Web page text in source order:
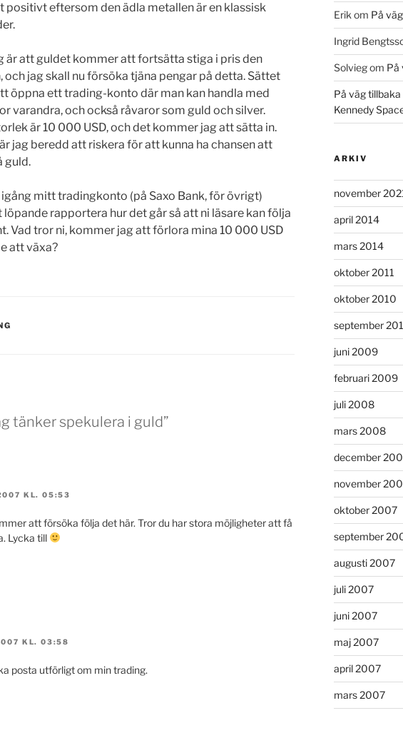
positivt eftersom den ädla metallen är en klassisk
är att guldet kommer att fortsätta stiga i pris den
och jag skall nu försöka tjäna pengar på detta. Sättet
öppna ett trading-konto där man kan handla med
varandra, och också råvaror som guld och silver.
är 10 000 USD, och det kommer jag att sätta in.
jag beredd att riskera för att kunna ha chansen att
guld.
mitt tradingkonto (på Saxo Bank, för övrigt)
rapportera hur det går så att ni läsare kan följa
Vad tror ni, kommer jag att förlora mina 10 000 USD
att växa?
tänker spekulera i guld”
KL. 05:53
att försöka följa det här. Tror du har stora möjligheter att få
Lycka till
KL. 03:58
posta utförligt om min trading.
Erik om På
Ingrid
Solviegom På
På väg
Kennedy
ARKIV
november
april 2014
mars 2014
oktober 2011
oktober 2010
september
juni 2009
februari 2009
juli 2008
mars 2008
december
november
oktober 2007
september
augusti 2007
juli 2007
juni 2007
maj 2007
april 2007
mars 2007